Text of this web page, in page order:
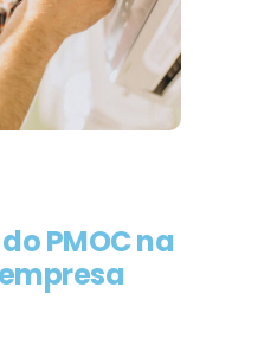
PMOC na